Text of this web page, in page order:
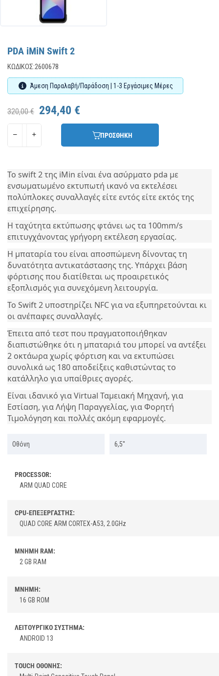
PDA iMiN Swift 2
ΚΩΔΙΚΌΣ:2600678
Άμεση Παραλαβή/Παράδοση | 1-3 Εργάσιμες Μέρες
320,00 € 294,40 €
ΠΡΟΣΘΗΚΗ
Το swift 2 της iMin είναι ένα ασύρματο pda με
ενσωματωμένο εκτυπωτή ικανό να εκτελέσει
πολύπλοκες συναλλαγές είτε εντός είτε εκτός της
επιχείρησης.
Η ταχύτητα εκτύπωσης φτάνει ως τα 100mm/s
επιτυγχάνοντας γρήγορη εκτέλεση εργασίας.
Η μπαταρία του είναι αποσπώμενη δίνοντας τη
δυνατότητα αντικατάστασης της. Υπάρχει βάση
φόρτισης που διατίθεται ως προαιρετικός
εξοπλισμός για συνεχόμενη λειτουργία.
Το Swift 2 υποστηρίζει NFC για να εξυπηρετούνται κι
οι ανέπαφες συναλλαγές.
Έπειτα από τεστ που πραγματοποιήθηκαν
διαπιστώθηκε ότι η μπαταριά του μπορεί να αντέξει
2 οκτάωρα χωρίς φόρτιση και να εκτυπώσει
συνολικά ως 180 αποδείξεις καθιστώντας το
κατάλληλο για υπαίθριες αγορές.
Είναι ιδανικό για Virtual Ταμειακή Μηχανή, για
Εστίαση, για Λήψη Παραγγελίας, για Φορητή
Τιμολόγηση και πολλές ακόμη εφαρμογές.
Οθόνη 6,5''
PROCESSOR:
ARM QUAD CORE
CPU-ΕΠΕΞΕΡΓΑΣΤΗΣ:
QUAD CORE ARM CORTEX-A53, 2.0GHz
ΜΝΗΜΗ RAM:
2 GB RAM
ΜΝΗΜΗ:
16 GB ROM
ΛΕΙΤΟΥΡΓΙΚΟ ΣΥΣΤΗΜΑ:
ANDROID 13
TOUCH ΟΘΟΝΗΣ: